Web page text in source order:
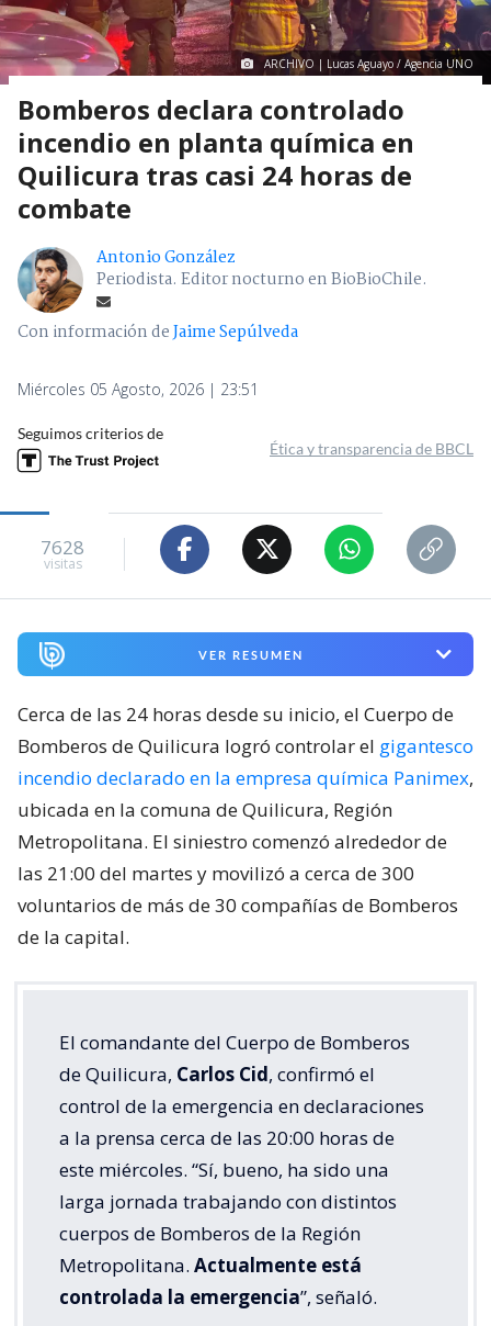
ARCHIVO | Lucas Aguayo / Agencia UNO
Bomberos declara controlado
incendio en planta química en
Quilicura tras casi 24 horas de
combate
Antonio González
Periodista. Editor nocturno en BioBioChile.
Con información deJaime Sepúlveda
Miércoles 05 Agosto, 2026 | 23:51
Seguimos criterios de
Ética y transparencia de BBCL
7628
visitas
VER RESUMEN
Cerca de las 24 horas desde su inicio, el Cuerpo de
Bomberos de Quilicura logró controlar el gigantesco
incendio declarado en la empresa química Panimex,
ubicada en la comuna de Quilicura, Región
Metropolitana. El siniestro comenzó alrededor de
las 21:00 del martes y movilizó a cerca de 300
voluntarios de más de 30 compañías de Bomberos
de la capital.
El comandante del Cuerpo de Bomberos
de Quilicura, Carlos Cid, confirmó el
control de la emergencia en declaraciones
a la prensa cerca de las 20:00 horas de
este miércoles. “Sí, bueno, ha sido una
larga jornada trabajando con distintos
cuerpos de Bomberos de la Región
Metropolitana. Actualmente está
controlada la emergencia”, señaló.